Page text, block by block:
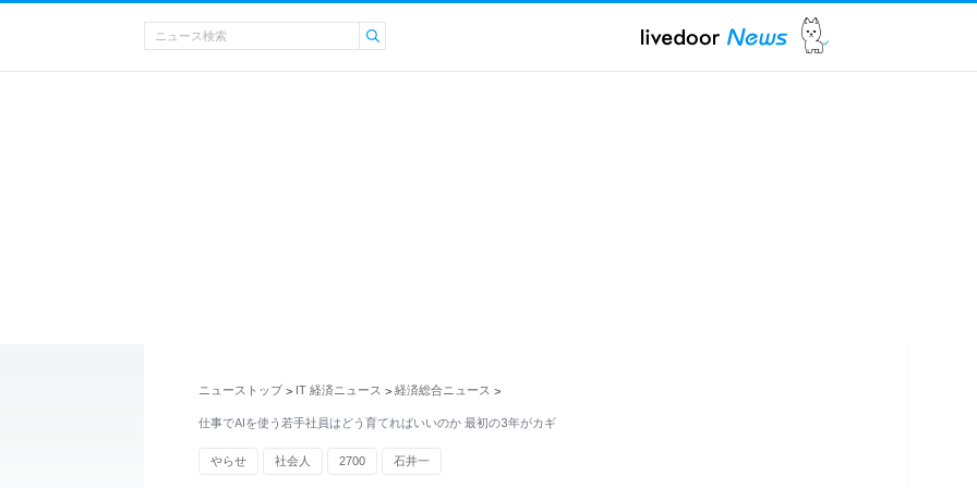
ニューストップ > IT 経済ニュース > 経済総合ニュース >
仕事でAIを使う若手社員はどう育てればいいのか 最初の3年がカギ
やらせ 社会人 2700 石井一